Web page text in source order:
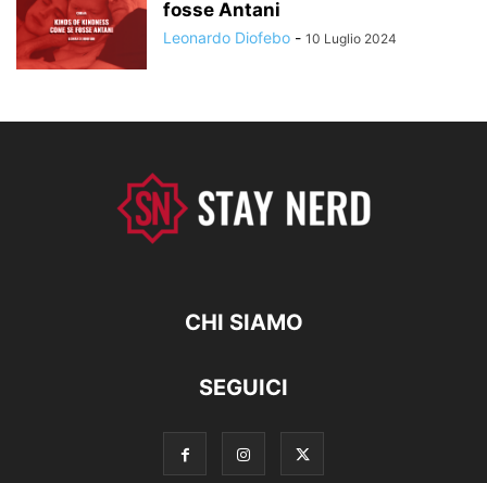
fosse Antani
Leonardo Diofebo - 10 Luglio 2024
CHI SIAMO
SEGUICI